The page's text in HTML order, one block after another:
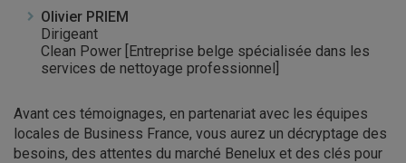
Olivier PRIEM
Dirigeant
Clean Power [Entreprise belge spécialisée dans les
services de nettoyage professionnel]
Avant ces témoignages, en partenariat avec les équipes
locales de Business France, vous aurez un décryptage des
besoins, des attentes du marché Benelux et des clés pour